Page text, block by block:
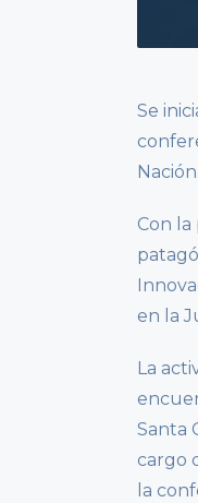
Se
Con la
en la
La
Santa
cargo
la